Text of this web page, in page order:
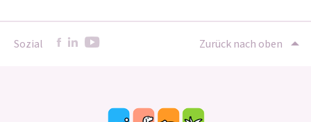
Sozial Zurück nach oben